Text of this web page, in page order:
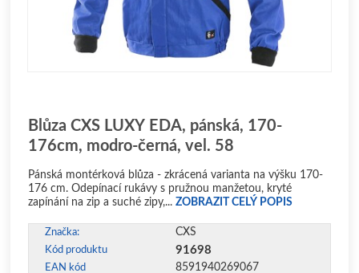
Blůza CXS LUXY EDA, pánská, 170-
176cm, modro-černá, vel. 58
Pánská montérková blůza - zkrácená varianta na výšku 170-
176 cm. Odepínací rukávy s pružnou manžetou, kryté
zapínání na zip a suché zipy,... ZOBRAZIT CELÝ POPIS
Značka: CXS
Kód produktu 91698
EAN kód 8591940269067